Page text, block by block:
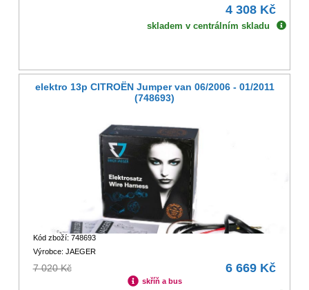
4 308 Kč
skladem v centrálním skladu
elektro 13p CITROËN Jumper van 06/2006 - 01/2011
(748693)
Kód zboží: 748693
Výrobce: JAEGER
7 020 Kč 6 669 Kč
skříň a bus